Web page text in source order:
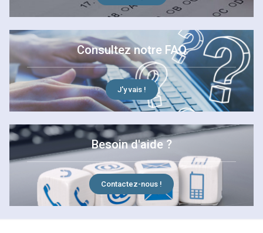
Consultez notre FAQ
J'y vais !
Besoin d'aide ?
Contactez-nous !